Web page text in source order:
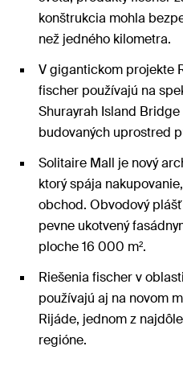
konštrukcia mohla
než jedného kilometra.
V gigantickom projekte
fischer používajú na
Shurayrah Island
budovaných uprostred
Solitaire Mall je nový
ktorý spája
obchod. Obvodový
pevne ukotvený
ploche 16 000 m².
Riešenia fischer v
používajú aj na novom
Rijáde, jednom z
regióne.